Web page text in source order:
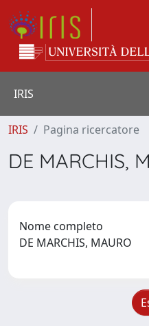
IRIS
IRIS Pagina ricercatore
DE MARCHIS,
Nome completo
DE MARCHIS, MAURO